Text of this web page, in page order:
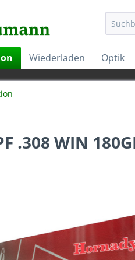
Wiederladen Optik
.308 WIN